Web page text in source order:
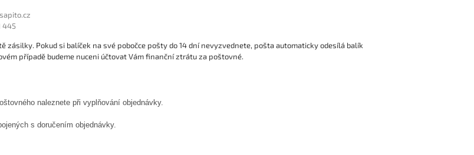
445
zásilky. Pokud si balíček na své pobočce pošty do 14 dní nevyzvednete, pošta automaticky odesílá balík
případě budeme nuceni účtovat Vám finanční ztrátu za poštovné.
naleznete při vyplňování objednávky.
s doručením objednávky.